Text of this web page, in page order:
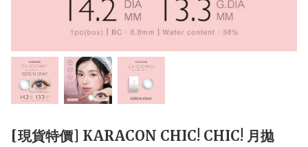
[現貨特價] KARACON CHIC! CHIC! 月拋